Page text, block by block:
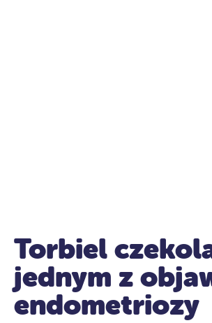
Torbiel
jednym z
endometriozy